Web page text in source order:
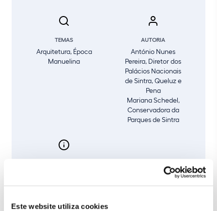
Este website utiliza cookies
TEMAS
Arquitetura, Época
Manuelina
AUTORIA
António Nunes
Pereira, Diretor dos
Palácios Nacionais
de Sintra, Queluz e
Pena
Mariana Schedel,
Conservadora da
Parques de Sintra